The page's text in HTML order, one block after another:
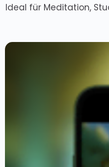
Ideal für Meditation,